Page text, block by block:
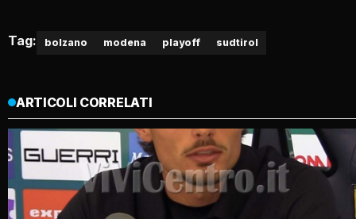
Tag: bolzano modena playoff sudtirol
ARTICOLI CORRELATI